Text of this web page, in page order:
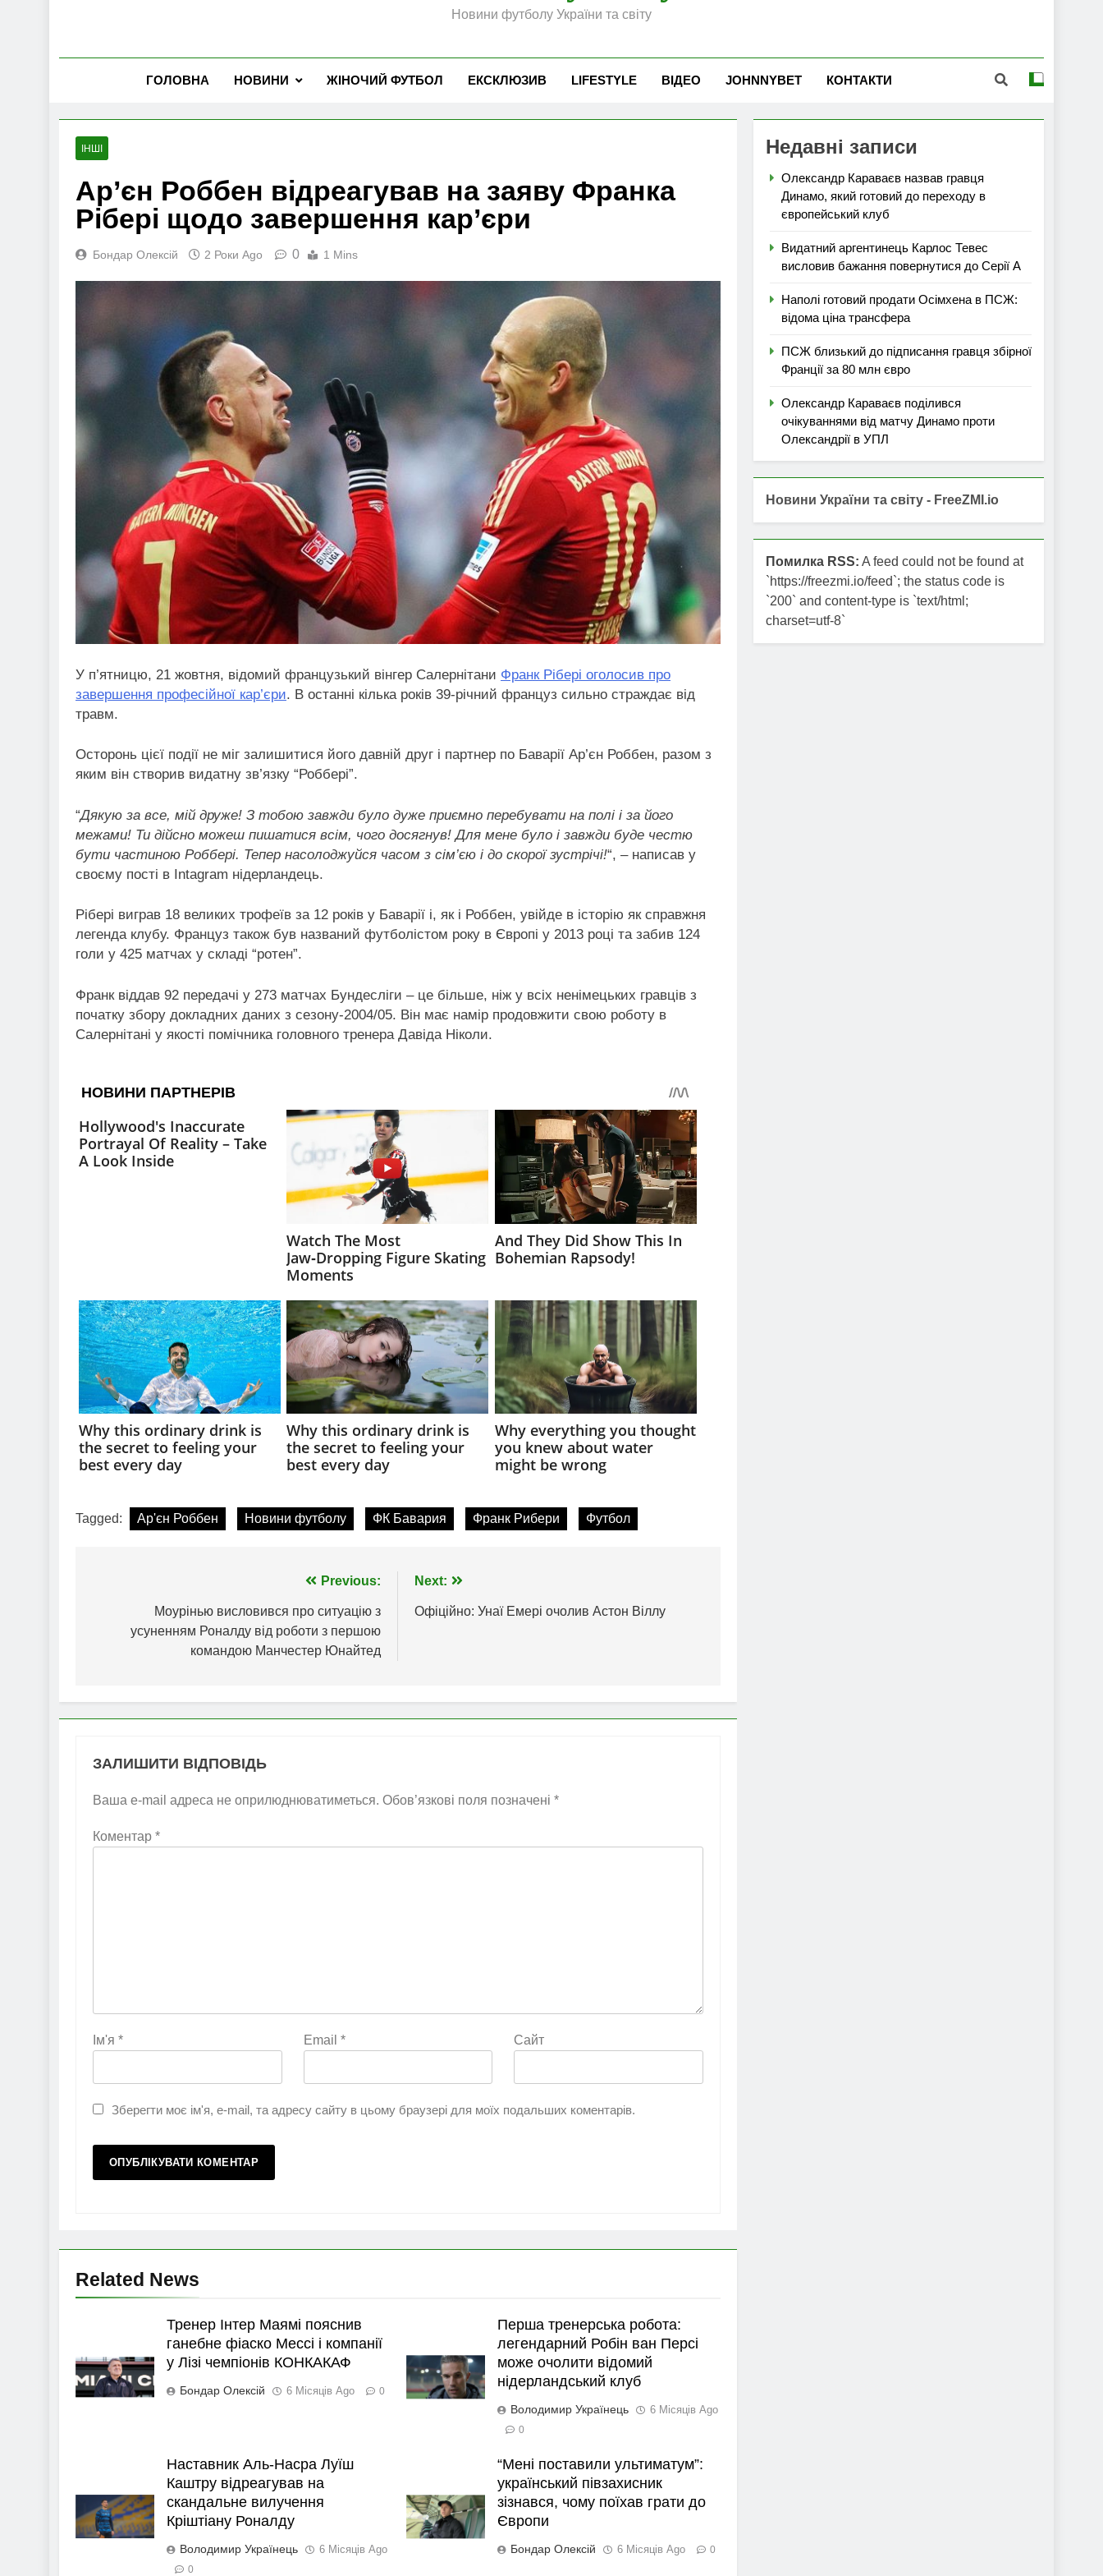
Новини футболу України та світу
ГОЛОВНА НОВИНИ ЖІНОЧИЙ ФУТБОЛ ЕКСКЛЮЗИВ LIFESTYLE ВІДЕО JOHNNYBET КОНТАКТИ
ІНШІ
Ар’єн Роббен відреагував на заяву Франка
Рібері щодо завершення кар’єри
Бондар Олексій 2 Роки Ago 0 1 Mins
У п’ятницю, 21 жовтня, відомий французький вінгер Салернітани Франк Рібері оголосив про
завершення професійної кар’єри. В останні кілька років 39-річний француз сильно страждає від
травм.
Осторонь цієї події не міг залишитися його давній друг і партнер по Баварії Ар’єн Роббен, разом з
яким він створив видатну зв’язку “Роббері”.
“Дякую за все, мій друже! З тобою завжди було дуже приємно перебувати на полі і за його
межами! Ти дійсно можеш пишатися всім, чого досягнув! Для мене було і завжди буде честю
бути частиною Роббері. Тепер насолоджуйся часом з сім’єю і до скорої зустрічі!“, – написав у
своєму пості в Intagram нідерландець.
Рібері виграв 18 великих трофеїв за 12 років у Баварії і, як і Роббен, увійде в історію як справжня
легенда клубу. Француз також був названий футболістом року в Європі у 2013 році та забив 124
голи у 425 матчах у складі “ротен”.
Франк віддав 92 передачі у 273 матчах Бундесліги – це більше, ніж у всіх ненімецьких гравців з
початку збору докладних даних з сезону-2004/05. Він має намір продовжити свою роботу в
Салернітані у якості помічника головного тренера Давіда Ніколи.
Tagged: Ар'єн Роббен Новини футболу ФК Бавария Франк Рибери Футбол
записів
Previous:
Моурінью висловився про ситуацію з
усуненням Роналду від роботи з першою
командою Манчестер Юнайтед
Next:
Офіційно: Унаї Емері очолив Астон Віллу
ЗАЛИШИТИ ВІДПОВІДЬ
Ваша e-mail адреса не оприлюднюватиметься. Обов’язкові поля позначені *
Коментар *
Ім'я * Email * Сайт
Зберегти моє ім'я, e-mail, та адресу сайту в цьому браузері для моїх подальших коментарів.
Related News
Тренер Інтер Маямі пояснив
ганебне фіаско Мессі і компанії
у Лізі чемпіонів КОНКАКАФ
Бондар Олексій 6 Місяців Ago 0
Перша тренерська робота:
легендарний Робін ван Персі
може очолити відомий
нідерландський клуб
Володимир Українець 6 Місяців Ago
0
Наставник Аль-Насра Луїш
Каштру відреагував на
скандальне вилучення
Кріштіану Роналду
Володимир Українець 6 Місяців Ago
0
“Мені поставили ультиматум”:
український півзахисник
зізнався, чому поїхав грати до
Європи
Бондар Олексій 6 Місяців Ago 0
Недавні записи
Олександр Караваєв назвав гравця
Динамо, який готовий до переходу в
європейський клуб
Видатний аргентинець Карлос Тевес
висловив бажання повернутися до Серії А
Наполі готовий продати Осімхена в ПСЖ:
відома ціна трансфера
ПСЖ близький до підписання гравця збірної
Франції за 80 млн євро
Олександр Караваєв поділився
очікуваннями від матчу Динамо проти
Олександрії в УПЛ
Новини України та світу - FreeZMI.io
Помилка RSS: A feed could not be found at
`https://freezmi.io/feed`; the status code is
`200` and content-type is `text/html;
charset=utf-8`